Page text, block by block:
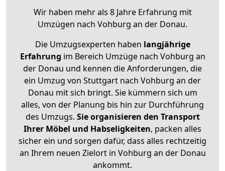
Wir haben mehr als 8 Jahre Erfahrung mit
Umzügen nach Vohburg an der Donau.
Die Umzugsexperten haben langjährige
Erfahrung im Bereich Umzüge nach Vohburg an
der Donau und kennen die Anforderungen, die
ein Umzug von Stuttgart nach Vohburg an der
Donau mit sich bringt. Sie kümmern sich um
alles, von der Planung bis hin zur Durchführung
des Umzugs. Sie organisieren den Transport
Ihrer Möbel und Habseligkeiten, packen alles
sicher ein und sorgen dafür, dass alles rechtzeitig
an Ihrem neuen Zielort in Vohburg an der Donau
ankommt.